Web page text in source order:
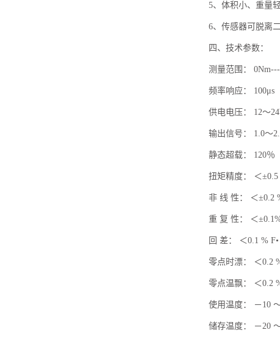
5、体积小、重量
6、传感器可脱离
四、技术参数：
测量范围：
频率响应： 100μs
供电电压： 12～
输出信号： 1.0～
静态超载： 120％
扭矩精度： ＜±0.5
非 线 性： ＜±0.2
重 复 性： ＜
回 差： ＜0.1 % F•
零点时漂： ＜0.2
零点温飘： ＜0.2
使用温度： －10
储存温度： －20